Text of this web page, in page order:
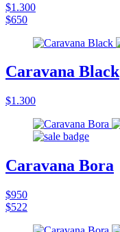
$1.300
$650
Caravana Black
$1.300
Caravana Bora
$950
$522